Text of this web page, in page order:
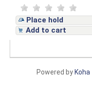
Place hold
Add to cart
Powered by Koha